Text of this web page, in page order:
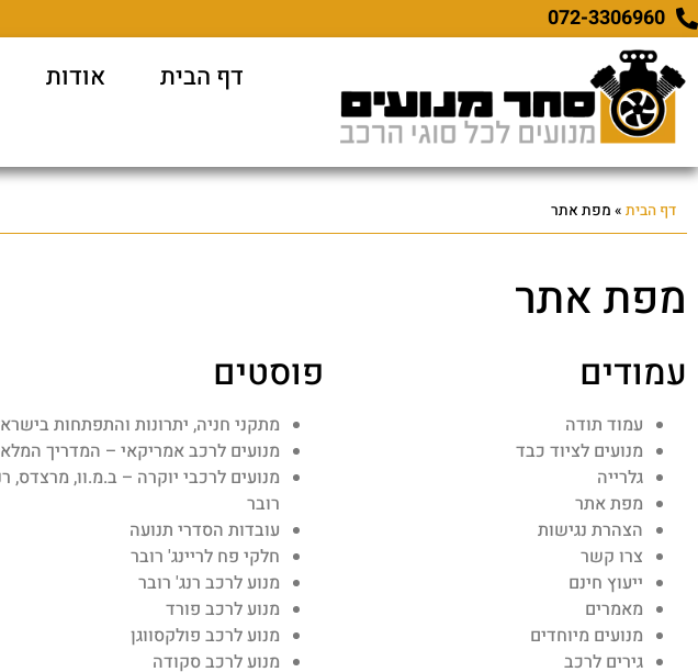
דף הבית אודות
דף הבית»מפת אתר
עמוד תודה
מנועים לציוד כבד
גלרייה
מפת אתר
הצהרת נגישות
צרו קשר
ייעוץ חינם
מאמרים
מנועים מיוחדים
גירים לרכב
מנועים לפי סוגי רכב
מתקני חניה, יתרונות והתפתחות בישראל
מנועים לרכב אמריקאי – המדריך המלא
מנועים לרכבי יוקרה – ב.מ.וו, מרצדס, רנג
רובר
עובדות הסדרי תנועה
חלקי פח לריינג' רובר
מנוע לרכב רנג' רובר
מנוע לרכב פורד
מנוע לרכב פולקסווגן
מנוע לרכב סקודה
מנוע לרכב יונדאי